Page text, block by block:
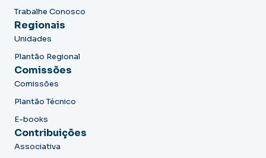
Trabalhe Conosco
Regionais
Unidades
Plantão Regional
Comissões
Comissões
Plantão Técnico
E-books
Contribuições
Associativa